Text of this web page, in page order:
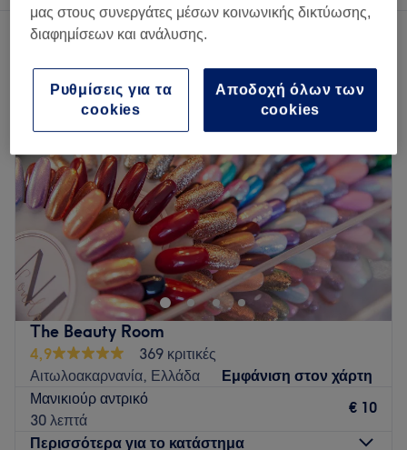
Ένα κατάστημα που προσφέρει:
The Beauty Room
4,9
369 κριτικές
Αιτωλοακαρνανία, Ελλάδα
Εμφάνιση στον χάρτη
Μανικιούρ αντρικό
30 λεπτά
€ 10
Περισσότερα για το κατάστημα
μας στους συνεργάτες μέσων κοινωνικής δικτύωσης,
διαφημίσεων και ανάλυσης.
Αποδοχή όλων των
cookies
Ρυθμίσεις για τα
cookies